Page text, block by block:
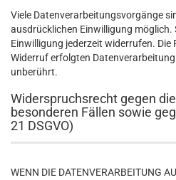
Viele Datenverarbeitungsvorgänge
ausdrücklichen Einwilligung möglich.
Einwilligung jederzeit widerrufen.
Widerruf erfolgten
unberührt.
Widerspruchsrecht gegen
besonderen Fällen sowie
21 DSGVO)
WENN DIE DATENVERARBEITUNG